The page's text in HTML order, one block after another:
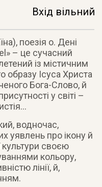
Вхід вільний
поезiя о. Денi
– це сучасний
із містичним
образу Ісуса Христа
Бога-Слово, й
у світі –
водночас,
уявлень про ікону й
культури своєю
кольору,
лінії, й,